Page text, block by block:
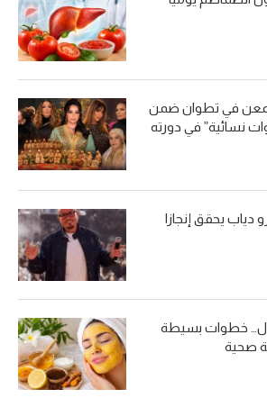
في تطوان ضمن
نسائية” في دورته
دياب يحقق إنجازا
خطوات بسيطة
صحية